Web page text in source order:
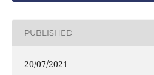
PUBLISHED
20/07/2021